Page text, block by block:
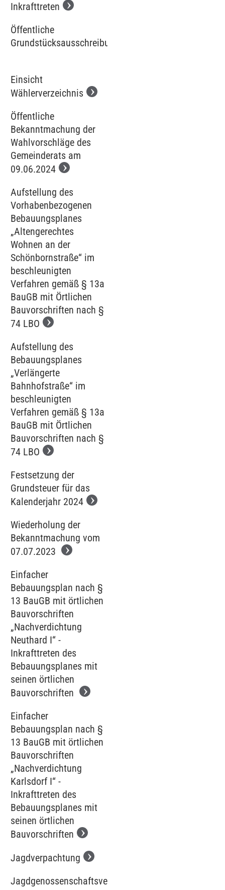
Inkrafttreten
Öffentliche
Grundstücksausschreibung
Einsicht
Wählerverzeichnis
Öffentliche
Bekanntmachung der
Wahlvorschläge des
Gemeinderats am
09.06.2024
Aufstellung des
Vorhabenbezogenen
Bebauungsplanes
„Altengerechtes
Wohnen an der
Schönbornstraße“ im
beschleunigten
Verfahren gemäß § 13a
BauGB mit Örtlichen
Bauvorschriften nach §
74 LBO
Aufstellung des
Bebauungsplanes
„Verlängerte
Bahnhofstraße“ im
beschleunigten
Verfahren gemäß § 13a
BauGB mit Örtlichen
Bauvorschriften nach §
74 LBO
Festsetzung der
Grundsteuer für das
Kalenderjahr 2024
Wiederholung der
Bekanntmachung vom
07.07.2023
Einfacher
Bebauungsplan nach §
13 BauGB mit örtlichen
Bauvorschriften
„Nachverdichtung
Neuthard I“ -
Inkrafttreten des
Bebauungsplanes mit
seinen örtlichen
Bauvorschriften
Einfacher
Bebauungsplan nach §
13 BauGB mit örtlichen
Bauvorschriften
„Nachverdichtung
Karlsdorf I“ -
Inkrafttreten des
Bebauungsplanes mit
seinen örtlichen
Bauvorschriften
Jagdverpachtung
Jagdgenossenschaftsversammlung